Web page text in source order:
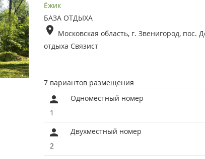
Ёжик
БАЗА ОТДЫХА
Московская область, г. Звенигород, пос.
отдыха Связист
7 вариантов размещения
1
Одноместный номер
2
Двухместный номер